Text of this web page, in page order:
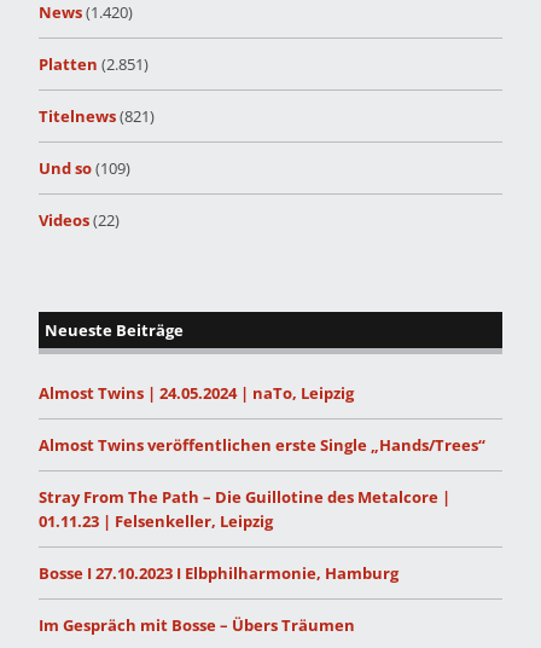
News(1.420)
Platten (2.851)
Titelnews(821)
Und so(109)
Videos(22)
Neueste Beiträge
Almost Twins | 24.05.2024 | naTo, Leipzig
Almost Twins veröffentlichen erste Single „Hands/Trees“
Stray From The Path – Die Guillotine des Metalcore |
01.11.23 | Felsenkeller, Leipzig
Bosse I 27.10.2023 I Elbphilharmonie, Hamburg
Im Gespräch mit Bosse – Übers Träumen